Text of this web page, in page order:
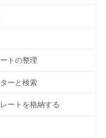
トの整理
ーと検索
ートを格納する